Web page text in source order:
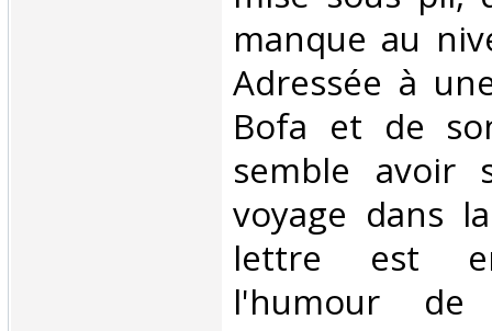
manque au
Adressée à
Bofa et de
semble avoir
voyage dans
lettre est
l'humour